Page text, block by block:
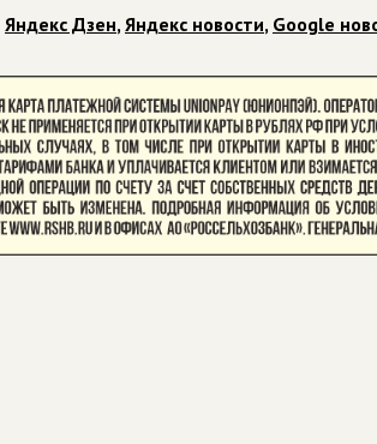
Яндекс Дзен,Яндекс новости, Google